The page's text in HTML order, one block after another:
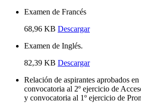
Examen de Francés
68,96 KB Descargar
Examen de Inglés.
82,39 KB Descargar
Relación de aspirantes aprobados
convocatoria al 2º ejercicio de
y convocatoria al 1º ejercicio de